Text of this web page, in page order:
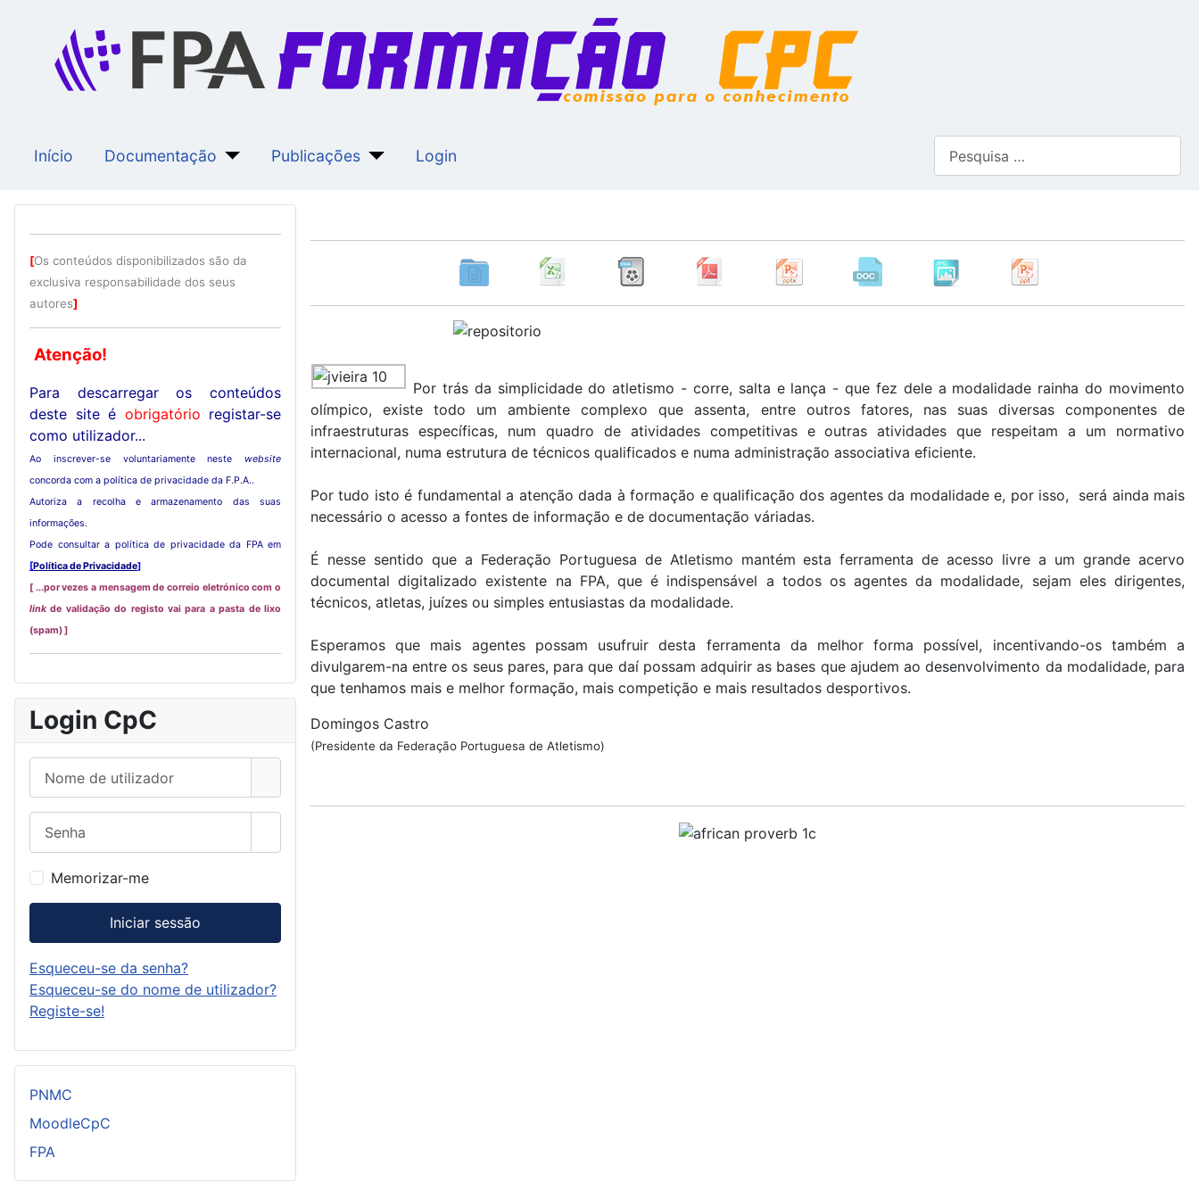
Início Documentação Publicações Login
[Os conteúdos disponibilizados são da
exclusiva responsabilidade dos seus
autores]
Atenção!
Para descarregar os conteúdos
deste site é obrigatório registar-se
como utilizador...
Ao inscrever-se voluntariamente neste website
concorda com a política de privacidade da F.P.A..
Autoriza a recolha e armazenamento das suas
informações.
Pode consultar a política de privacidade da FPA em
[Política de Privacidade]
[ ...por vezes a mensagem de correio eletrónico com o
linkde validação do registo vai para a pasta de lixo
(spam) ]
Login CpC
Memorizar-me
Iniciar sessão
Esqueceu-se da senha?
Esqueceu-se do nome de utilizador?
Registe-se!
PNMC
MoodleCpC
FPA
Por trás da simplicidade do atletismo - corre, salta e lança - que fez dele a modalidade rainha do movimento
olímpico, existe todo um ambiente complexo que assenta, entre outros fatores, nas suas diversas componentes de
infraestruturas específicas, num quadro de atividades competitivas e outras atividades que respeitam a um normativo
internacional, numa estrutura de técnicos qualificados e numa administração associativa eficiente.
Por tudo isto é fundamental a atenção dada à formação e qualificação dos agentes da modalidade e, por isso, será ainda mais
necessário o acesso a fontes de informação e de documentação váriadas.
É nesse sentido que a Federação Portuguesa de Atletismo mantém esta ferramenta de acesso livre a um grande acervo
documental digitalizado existente na FPA, que é indispensável a todos os agentes da modalidade, sejam eles dirigentes,
técnicos, atletas, juízes ou simples entusiastas da modalidade.
Esperamos que mais agentes possam usufruir desta ferramenta da melhor forma possível, incentivando-os também a
divulgarem-na entre os seus pares, para que daí possam adquirir as bases que ajudem ao desenvolvimento da modalidade, para
que tenhamos mais e melhor formação, mais competição e mais resultados desportivos.
Domingos Castro
(Presidente da Federação Portuguesa de Atletismo)